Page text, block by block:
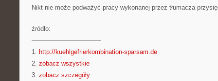
Nikt nie może podważyć pracy wykonanej przez tłumacza
źródło:
———————————
1. http://kuehlgefrierkombination-sparsam.de
2. zobacz wszystkie
3. zobacz szczegóły